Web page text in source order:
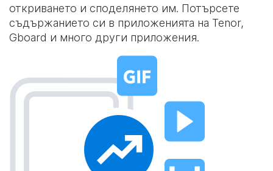
откриването и споделянето им. Потърсете
съдържанието си в приложенията на Tenor,
Gboard и много други приложения.